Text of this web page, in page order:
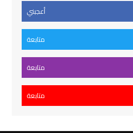
أعجبني
متابعة
متابعة
متابعة